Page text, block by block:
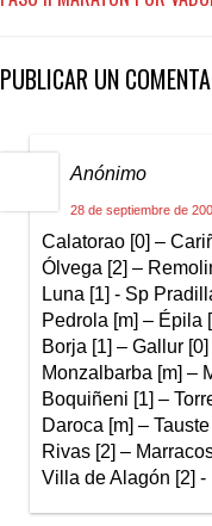
PUBLICAR UN
Anónimo
28 de septiembre de
Calatorao [0] –
Ólvega [2] –
Luna [1] - Sp
Pedrola [m] – Épila
Borja [1] – Gallur [0]
Monzalbarba [m] –
Boquiñeni [1] –
Daroca [m] – Tauste
Rivas [2] –
Villa de Alagón [2] -